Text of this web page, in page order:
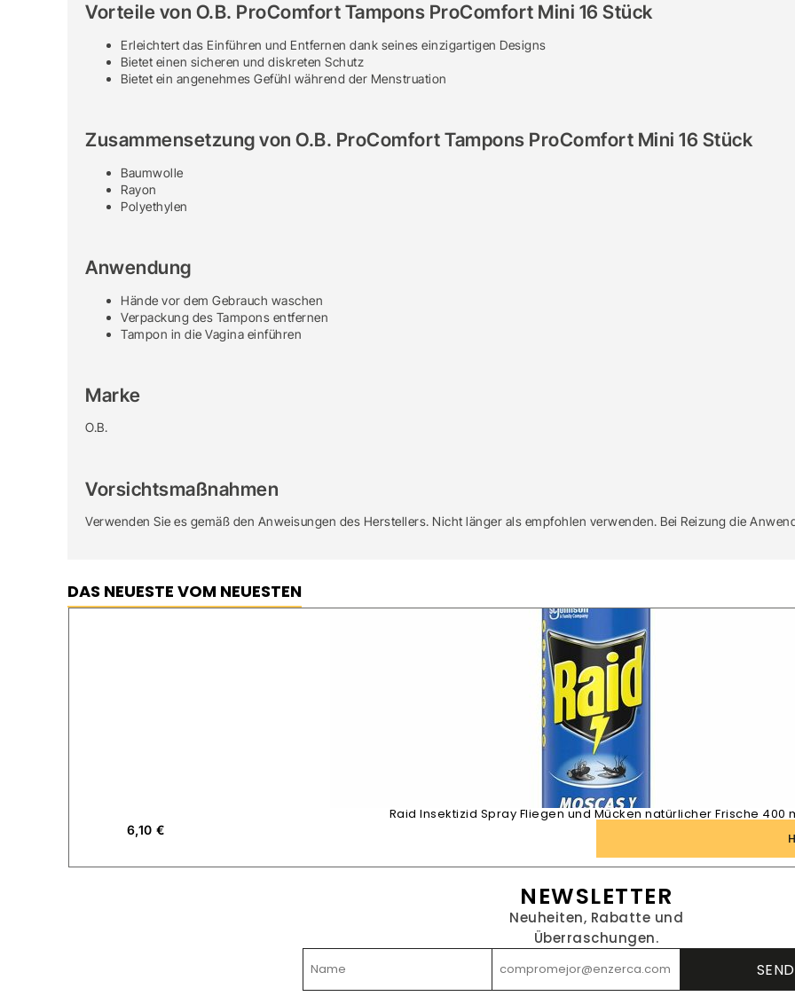
Vorteile von O.B. ProComfort Tampons ProComfort Mini 16 Stück
Erleichtert das Einführen und Entfernen dank seines einzigartigen Designs
Bietet einen sicheren und diskreten Schutz
Bietet ein angenehmes Gefühl während der Menstruation
Zusammensetzung von O.B. ProComfort Tampons ProComfort Mini 16 Stück
Baumwolle
Rayon
Polyethylen
Anwendung
Hände vor dem Gebrauch waschen
Verpackung des Tampons entfernen
Tampon in die Vagina einführen
Marke
O.B.
Vorsichtsmaßnahmen
Verwenden Sie es gemäß den Anweisungen des Herstellers. Nicht länger als empfohlen verwenden. Bei Reizung die
DAS NEUESTE VOM NEUESTEN
Raid Insektizid Spray Fliegen und Mücken natürlicher Frische 400
6,10€
NEWSLETTER
Neuheiten, Rabatte und
Überraschungen.